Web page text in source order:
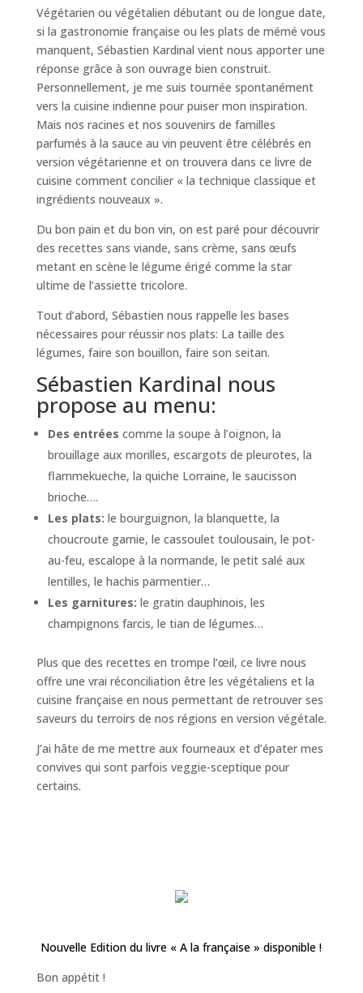
Végétarien ou végétalien débutant ou de longue date,
si la gastronomie française ou les plats de mémé vous
manquent, Sébastien Kardinal vient nous apporter une
réponse grâce à son ouvrage bien construit.
Personnellement, je me suis tournée spontanément
vers la cuisine indienne pour puiser mon inspiration.
Mais nos racines et nos souvenirs de familles
parfumés à la sauce au vin peuvent être célébrés en
version végétarienne et on trouvera dans ce livre de
cuisine comment concilier « la technique classique et
ingrédients nouveaux ».
Du bon pain et du bon vin, on est paré pour découvrir
des recettes sans viande, sans crème, sans œufs
metant en scène le légume érigé comme la star
ultime de l’assiette tricolore.
Tout d’abord, Sébastien nous rappelle les bases
nécessaires pour réussir nos plats: La taille des
légumes, faire son bouillon, faire son seitan.
Sébastien Kardinal nous
propose au menu:
Des entrées comme la soupe à l’oignon, la
brouillage aux morilles, escargots de pleurotes, la
flammekueche, la quiche Lorraine, le saucisson
brioche….
Les plats: le bourguignon, la blanquette, la
choucroute garnie, le cassoulet toulousain, le pot-
au-feu, escalope à la normande, le petit salé aux
lentilles, le hachis parmentier…
Les garnitures: le gratin dauphinois, les
champignons farcis, le tian de légumes…
Plus que des recettes en trompe l’œil, ce livre nous
offre une vrai réconciliation être les végétaliens et la
cuisine française en nous permettant de retrouver ses
saveurs du terroirs de nos régions en version végétale.
J’ai hâte de me mettre aux fourneaux et d’épater mes
convives qui sont parfois veggie-sceptique pour
certains.
Nouvelle Edition du livre « A la française » disponible !
Bon appétit !